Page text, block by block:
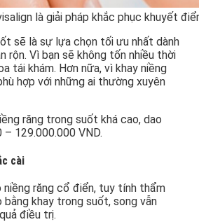
là giải pháp khắc phục khuyết
sẽ là sự lựa chọn tối ưu nhất dành
rộn. Vì bạn sẽ không tốn nhiều thời
tái khám. Hơn nữa, vì khay niềng
hợp với những ai thường xuyên
răng trong suốt khá cao, dao
129.000.000 VND.
cài
niềng răng cổ điển, tuy tính thẩm
khay trong suốt, song vẫn
điều trị.